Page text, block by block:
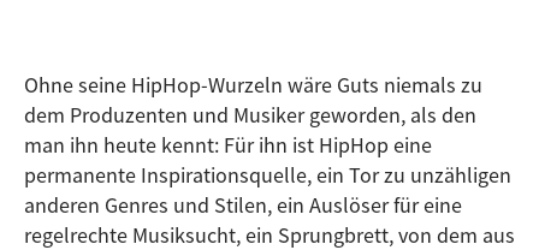
Ohne seine HipHop-Wurzeln wäre Guts niemals zu
dem Produzenten und Musiker geworden, als den
man ihn heute kennt: Für ihn ist HipHop eine
permanente Inspirationsquelle, ein Tor zu unzähligen
anderen Genres und Stilen, ein Auslöser für eine
regelrechte Musiksucht, ein Sprungbrett, von dem aus